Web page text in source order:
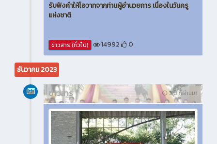
รับฟังคำให้โอวาทจากท่านผู้อำนวยการ เนื่องในวันครู
แห่งชาติ
ข่าวสาร (ทั่วไป) 14992 0
ธันวาคม 2023
3 ปี ที่ผ่านมา
ข่าวสาร